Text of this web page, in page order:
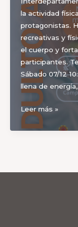
la actividad
protagonistas.
recreativas y
el cuerpo y
participantes.
Sábado 07/12
llena de
ADULTO
ACTIVO
Leer más »